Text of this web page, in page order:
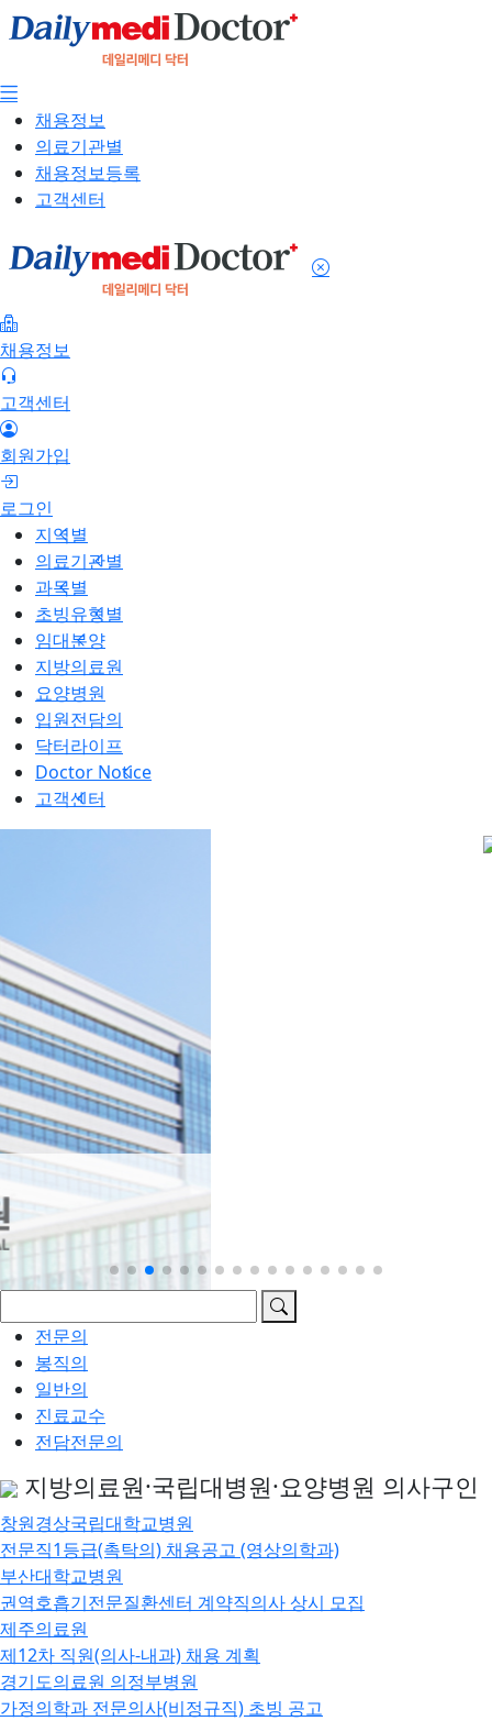
채용정보
의료기관별
채용정보등록
고객센터
채용정보
고객센터
회원가입
로그인
지역별
의료기관별
과목별
초빙유형별
임대분양
지방의료원
요양병원
입원전담의
닥터라이프
Doctor Notice
고객센터
전문의
봉직의
일반의
진료교수
전담전문의
지방의료원·국립대병원·요양병원 의사구인
창원경상국립대학교병원
전문직1등급(촉탁의) 채용공고 (영상의학과)
부산대학교병원
권역호흡기전문질환센터 계약직의사 상시 모집
제주의료원
제12차 직원(의사-내과) 채용 계획
경기도의료원 의정부병원
가정의학과 전문의사(비정규직) 초빙 공고